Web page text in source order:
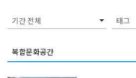
대
표
통
포
털
기간 전체